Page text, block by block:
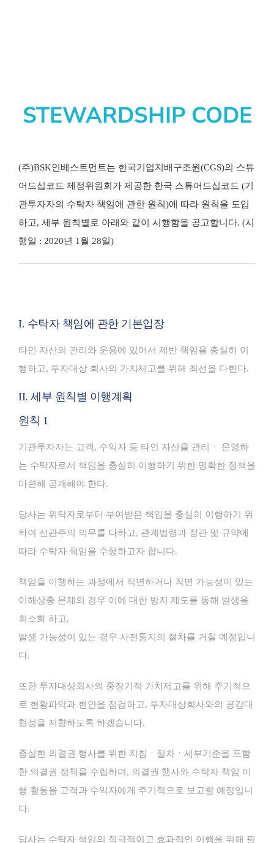
STEWARDSHIP CODE
(주)BSK인베스트먼트는 한국기업지배구조원(CGS)의 스튜
어드십코드 제정위원회가 제공한 한국 스튜어드십코드 (기
관투자자의 수탁자 책임에 관한 원칙)에 따라 원칙을 도입
하고, 세부 원칙별로 아래와 같이 시행함을 공고합니다. (시
행일 : 2020년 1월 28일)
I. 수탁자 책임에 관한 기본입장
타인 자산의 관리와 운용에 있어서 제반 책임을 충실히 이
행하고, 투자대상 회사의 가치제고를 위해 최선을 다한다.
II. 세부 원칙별 이행계획
원칙 1
기관투자자는 고객, 수익자 등 타인 자산을 관리ㆍ 운영하
는 수탁자로서 책임을 충실히 이행하기 위한 명확한 정책을
마련해 공개해야 한다.
당사는 위탁자로부터 부여받은 책임을 충실히 이행하기 위
하여 선관주의 의무를 다하고, 관계법령과 정관 및 규약에
따라 수탁자 책임을 수행하고자 합니다.
책임을 이행하는 과정에서 직면하거나 직면 가능성이 있는
이해상충 문제의 경우 이에 대한 방지 제도를 통해 발생을
최소화 하고,
발생 가능성이 있는 경우 사전통지의 절차를 거칠 예정입니
다.
또한 투자대상회사의 중장기적 가치제고를 위해 주기적으
로 현황파악과 현안을 점검하고, 투자대상회사와의 공감대
형성을 지향하도록 하겠습니다.
충실한 의결권 행사를 위한 지침ㆍ절차ㆍ세부기준을 포함
한 의결권 정책을 수립하며, 의결권 행사와 수탁자 책임 이
행 활동을 고객과 수익자에게 주기적으로 보고할 예정입니
다.
당사는 수탁자 책임의 적극적이고 효과적인 이행을 위해 필